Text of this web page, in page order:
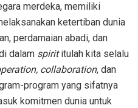
merdeka, memiliki
ketertiban dunia
perdamaian abadi, dan
dalam spirititulah kita selalu
collaboration, dan
program yang sifatnya
komitmen dunia untuk